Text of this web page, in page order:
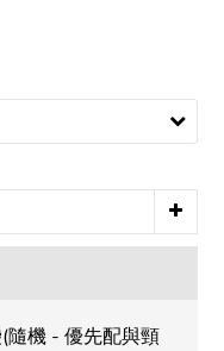
(隨機 - 優先配與頸